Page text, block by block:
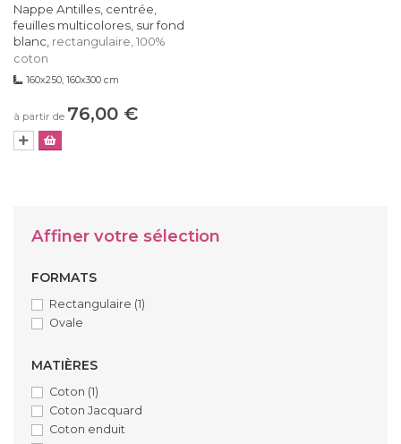
Nappe Antilles, centrée,
feuilles multicolores, sur fond
blanc, rectangulaire, 100%
coton
160x250, 160x300 cm
à partir de 76,00 €
Affiner votre sélection
FORMATS
Rectangulaire (1)
Ovale
MATIÈRES
Coton (1)
Coton Jacquard
Coton enduit